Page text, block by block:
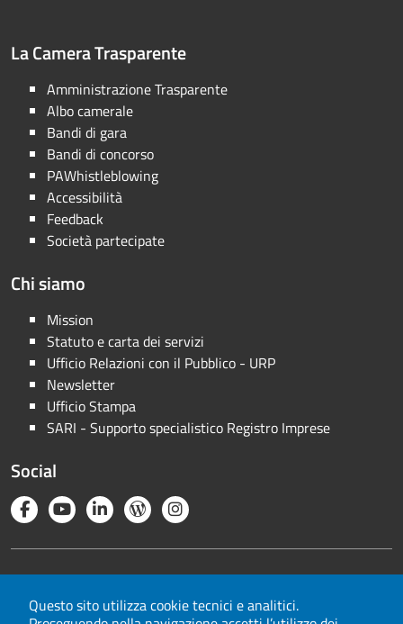
Questo sito utilizza cookie tecnici e analitici.
La Camera Trasparente
Amministrazione Trasparente
Albo camerale
Bandi di gara
Bandi di concorso
PAWhistleblowing
Accessibilità
Feedback
Società partecipate
Chi siamo
Mission
Statuto e carta dei servizi
Ufficio Relazioni con il Pubblico - URP
Newsletter
Ufficio Stampa
SARI - Supporto specialistico Registro Imprese
Social
Note legali
Privacy